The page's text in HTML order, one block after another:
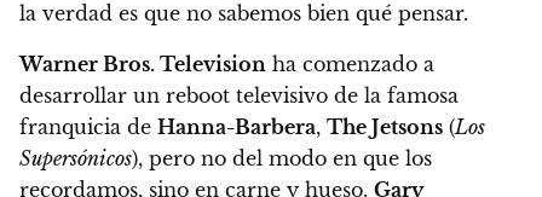
la verdad es que no sabemos bien qué pensar.
Warner Bros. Television ha comenzado a
desarrollar un reboot televisivo de la famosa
franquicia de Hanna-Barbera, The Jetsons (Los
Supersónicos), pero no del modo en que los
recordamos, sino en carne y hueso. Gary